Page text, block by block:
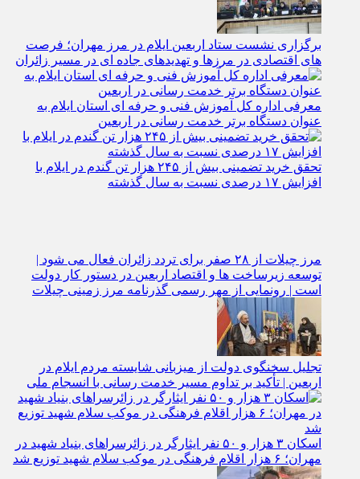
برگزاری نشست ستاد اربعین ایلام در مرز مهران؛ فرصت‌
های اقتصادی در مرزها و تهدیدهای جاده‌ ای در مسیر زائران
معرفی اداره کل آموزش فنی و حرفه‌ ای استان ایلام به‌
عنوان دستگاه برتر خدمت‌ رسانی در اربعین
تحقق خرید تضمینی بیش از ۲۴۵ هزار تن گندم در ایلام با
مرز چیلات از ۲۸ صفر برای تردد زائران فعال می‌ شود |
توسعه زیرساخت‌ ها و اقتصاد اربعین در دستور کار دولت
است | رونمایی از مهر رسمی گذرنامه مرز زمینی چیلات
تجلیل سخنگوی دولت از میزبانی شایسته مردم ایلام در
اربعین | تأکید بر تداوم مسیر خدمت‌ رسانی با انسجام ملی
اسکان ۳ هزار و ۵۰ نفر ایثارگر در زائرسراهای بنیاد شهید در
مهران؛ ۶ هزار اقلام فرهنگی در موکب سلام شهید توزیع شد